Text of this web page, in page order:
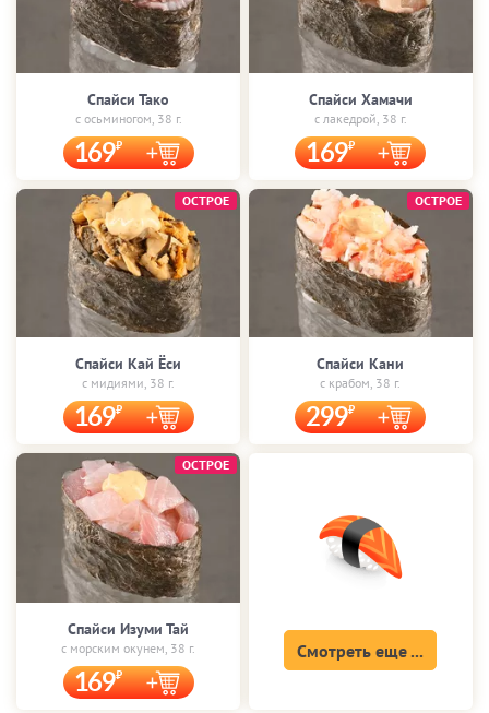
Спайси Тако
с осьминогом, 38 г.
169
Спайси Хамачи
с лакедрой, 38 г.
169
Спайси Кай Ёси
с мидиями, 38 г.
169
ОСТРОЕ
Спайси Кани
с крабом, 38 г.
299
ОСТРОЕ
Спайси Изуми Тай
с морским окунем, 38 г.
169
ОСТРОЕ
Смотреть еще ...